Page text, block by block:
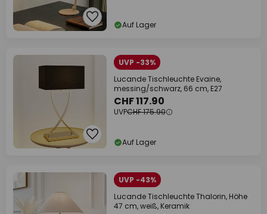
Auf Lager
UVP -33%
Lucande Tischleuchte Evaine,
messing/schwarz, 66 cm, E27
CHF 117.90
UVPCHF 175.90
Auf Lager
UVP -43%
Lucande Tischleuchte Thalorin, Höhe
47 cm, weiß, Keramik